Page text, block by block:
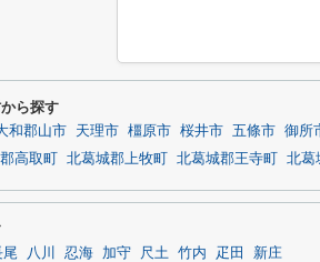
ら探す
和郡山市 天理市 橿原市 桜井市 五條市 御所
高取町 北葛城郡上牧町 北葛城郡王寺町 北葛
尾 八川 忍海 加守 尺土 竹内 疋田 新庄